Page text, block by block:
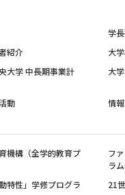
学
紹介
大
大学 中長期事業計
大
動 情
機構（全学的教育プ
フ
ラ
特性」学修プログラ
21